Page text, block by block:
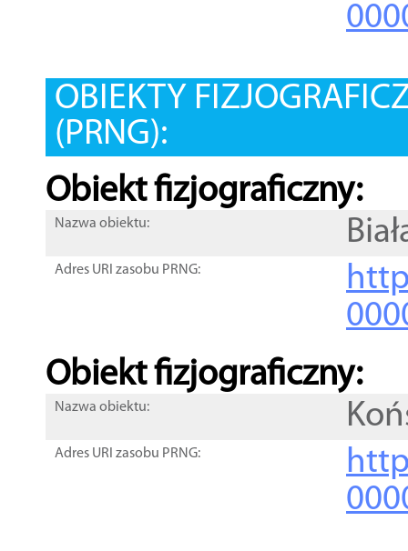
OBIEKTY
(PRNG):
Obiekt fizjograficzny:
Nazwa obiektu:
Adres URI zasobu PRNG:
Obiekt fizjograficzny:
Nazwa obiektu:
Adres URI zasobu PRNG: